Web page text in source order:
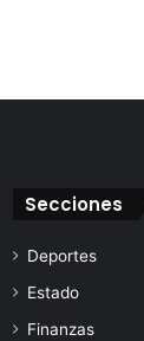
Secciones
Deportes
Estado
Finanzas